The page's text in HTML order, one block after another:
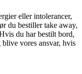
eller intolerancer,
du bestiller take away,
du har bestilt bord,
vores ansvar, hvis